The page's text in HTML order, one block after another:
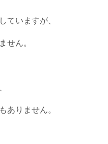
ていますが、
せん。
ありません。